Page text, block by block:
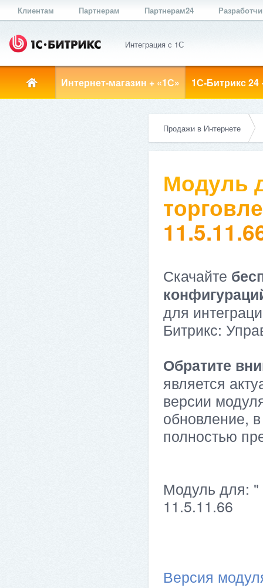
Клиентам Партнерам Партнерам24
Интеграция с 1С
Интернет-магазин + «1С» 1С-Битрикс 24
Продажи в Интернете
Модуль
Скачайте
для
Битрикс:
Обратите
является
версии
обновление,
полностью
Модуль для: "
11.5.11.66
Версия